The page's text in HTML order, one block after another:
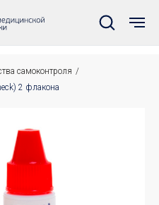
самоконтроля /
2 флакона